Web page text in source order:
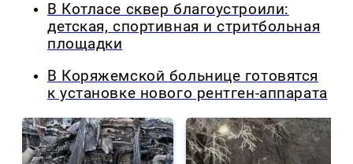
В Котласе сквер благоустроили:
детская, спортивная и стритбольная
площадки
В Коряжемской больнице готовятся
к установке нового рентген-аппарата